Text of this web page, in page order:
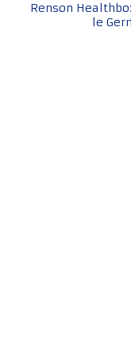
Renson
le